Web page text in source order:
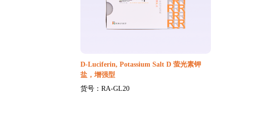
D-Luciferin, Potassium Salt D 萤光素钾
盐，增强型
货号：RA-GL20